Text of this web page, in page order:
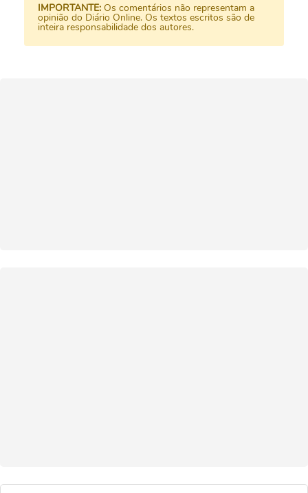
IMPORTANTE: Os comentários não representam a
opinião do Diário Online. Os textos escritos são de
inteira responsabilidade dos autores.